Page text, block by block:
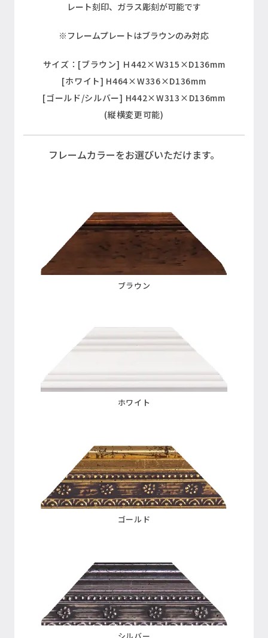
レート刻印、ガラス彫刻が可能です
※フレームプレートはブラウンのみ対応
サイズ： [ブラウン] Ｈ442×Ｗ315×D136mm
[ホワイト] H464×W336×D136mm
[ゴールド/シルバー] H442×W313×D136mm
(縦横変更可能)
フレームカラーをお選びいただけます。
ブラウン
ホワイト
ゴールド